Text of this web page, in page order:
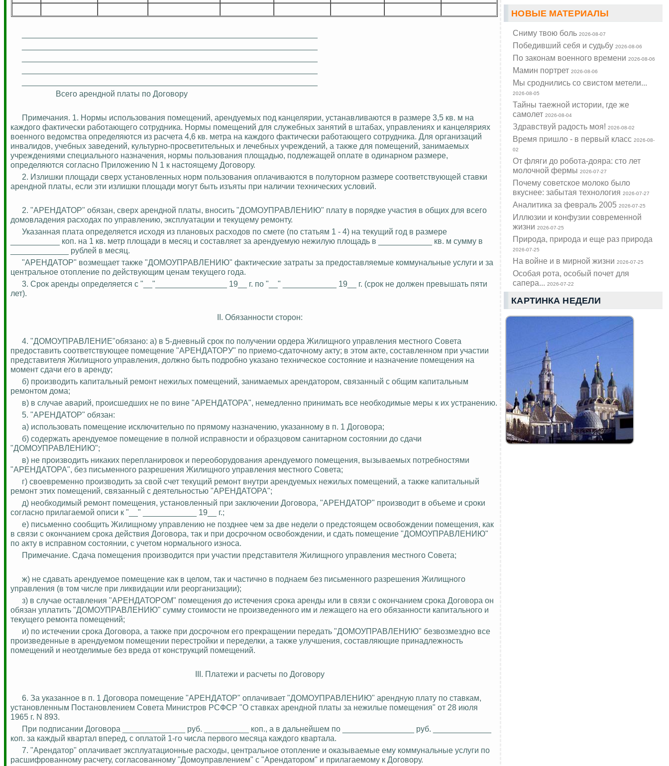
НОВЫЕ МАТЕРИАЛЫ
Cниму твою боль2026-08-07
Победивший себя и судьбу2026-08-06
По законам военного времени2026-08-06
Мамин портрет2026-08-06
Мы сроднились со свистом метели...
2026-08-05
Тайны таежной истории, где же
самолет2026-08-04
Здравствуй радость моя!2026-08-02
Время пришло - в первый класс2026-08-
02
От фляги до робота-дояра: сто лет
молочной фермы2026-07-27
Почему советское молоко было
вкуснее: забытая технология2026-07-27
Аналитика за февраль 20052026-07-25
Иллюзии и конфузии современной
жизни2026-07-25
Природа, природа и еще раз природа
2026-07-25
На войне и в мирной жизни2026-07-25
Особая рота, особый почет для
сапера...2026-07-22
КАРТИНКА НЕДЕЛИ
Всего арендной платы по Договору
Примечания. 1. Нормы использования помещений, арендуемых под канцелярии, устанавливаются в размере 3,5 кв. м на
каждого фактически работающего сотрудника. Нормы помещений для служебных занятий в штабах, управлениях и канцеляриях
военного ведомства определяются из расчета 4,6 кв. метра на каждого фактически работающего сотрудника. Для организаций
инвалидов, учебных заведений, культурно-просветительных и лечебных учреждений, а также для помещений, занимаемых
учреждениями специального назначения, нормы пользования площадью, подлежащей оплате в одинарном размере,
определяются согласно Приложению N 1 к настоящему Договору.
2. Излишки площади сверх установленных норм пользования оплачиваются в полуторном размере соответствующей ставки
арендной платы, если эти излишки площади могут быть изъяты при наличии технических условий.
2. "АРЕНДАТОР" обязан, сверх арендной платы, вносить "ДОМОУПРАВЛЕНИЮ" плату в порядке участия в общих для всего
домовладения расходах по управлению, эксплуатации и текущему ремонту.
Указанная плата определяется исходя из плановых расходов по смете (по статьям 1 - 4) на текущий год в размере
___________ коп на 1 кв. метр площади в месяц и составляет за арендуемую нежилую площадь в ____________ кв. м сумму в
_____________ рублей в месяц.
"АРЕНДАТОР" возмещает также "ДОМОУПРАВЛЕНИЮ" фактические затраты за предоставляемые коммунальные услуги и за
центральное отопление по действующим ценам текущего года.
3. Срок аренды определяется с "__"________________ 19__ г. по "__" ____________ 19__ г. (срок не должен превышать пяти
лет).
II. Обязанности сторон:
4. "ДОМОУПРАВЛЕНИЕ"обязано: а) в 5-дневный срок по получении ордера Жилищного управления местного Совета
предоставить соответствующее помещение "АРЕНДАТОРУ" по приемо-сдаточному акту; в этом акте, составленном при участии
представителя Жилищного управления, должно быть подробно указано техническое состояние и назначение помещения на
момент сдачи его в аренду;
б) производить капитальный ремонт нежилых помещений, занимаемых арендатором, связанный с общим капитальным
ремонтом дома;
в) в случае аварий, происшедших не по вине "АРЕНДАТОРА", немедленно принимать все необходимые меры к их устранению.
5. "АРЕНДАТОР" обязан:
а) использовать помещение исключительно по прямому назначению, указанному в п. 1 Договора;
б) содержать арендуемое помещение в полной исправности и образцовом санитарном состоянии до сдачи
"ДОМОУПРАВЛЕНИЮ";
в) не производить никаких перепланировок и переоборудования арендуемого помещения, вызываемых потребностями
"АРЕНДАТОРА", без письменного разрешения Жилищного управления местного Совета;
г) своевременно производить за свой счет текущий ремонт внутри арендуемых нежилых помещений, а также капитальный
ремонт этих помещений, связанный с деятельностью "АРЕНДАТОРА";
д) необходимый ремонт помещения, установленный при заключении Договора, "АРЕНДАТОР" производит в объеме и сроки
согласно прилагаемой описи к "__" ____________ 19__ г.;
е) письменно сообщить Жилищному управлению не позднее чем за две недели о предстоящем освобождении помещения, как
в связи с окончанием срока действия Договора, так и при досрочном освобождении, и сдать помещение "ДОМОУПРАВЛЕНИЮ"
по акту в исправном состоянии, с учетом нормального износа.
Примечание. Сдача помещения производится при участии представителя Жилищного управления местного Совета;
ж) не сдавать арендуемое помещение как в целом, так и частично в поднаем без письменного разрешения Жилищного
управления (в том числе при ликвидации или реорганизации);
з) в случае оставления "АРЕНДАТОРОМ" помещения до истечения срока аренды или в связи с окончанием срока Договора он
обязан уплатить "ДОМОУПРАВЛЕНИЮ" сумму стоимости не произведенного им и лежащего на его обязанности капитального и
текущего ремонта помещений;
и) по истечении срока Договора, а также при досрочном его прекращении передать "ДОМОУПРАВЛЕНИЮ" безвозмездно все
произведенные в арендуемом помещении перестройки и переделки, а также улучшения, составляющие принадлежность
помещений и неотделимые без вреда от конструкций помещений.
III. Платежи и расчеты по Договору
6. За указанное в п. 1 Договора помещение "АРЕНДАТОР" оплачивает "ДОМОУПРАВЛЕНИЮ" арендную плату по ставкам,
установленным Постановлением Совета Министров РСФСР "О ставках арендной платы за нежилые помещения" от 28 июля
1965 г. N 893.
При подписании Договора ______________ руб. __________ коп., а в дальнейшем по ________________ руб. _____________
коп за каждый квартал вперед, с оплатой 1-го числа первого месяца каждого квартала.
7. "Арендатор" оплачивает эксплуатационные расходы, центральное отопление и оказываемые ему коммунальные услуги по
расшифрованному расчету, согласованному "Домоуправлением" с "Арендатором" и прилагаемому к Договору.